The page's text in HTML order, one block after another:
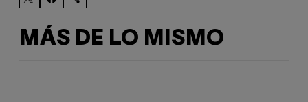
MÁS DE LO MISMO